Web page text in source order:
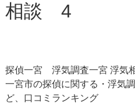
相談 4
探偵一宮 浮気調査一宮 浮
一宮市の探偵に関する・浮気
ど、口コミランキング